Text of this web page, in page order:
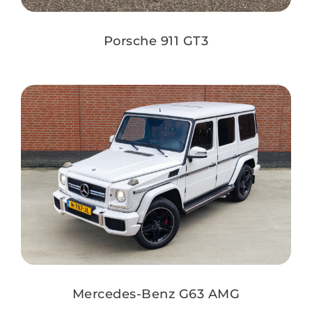
Porsche 911 GT3
Mercedes-Benz G63 AMG